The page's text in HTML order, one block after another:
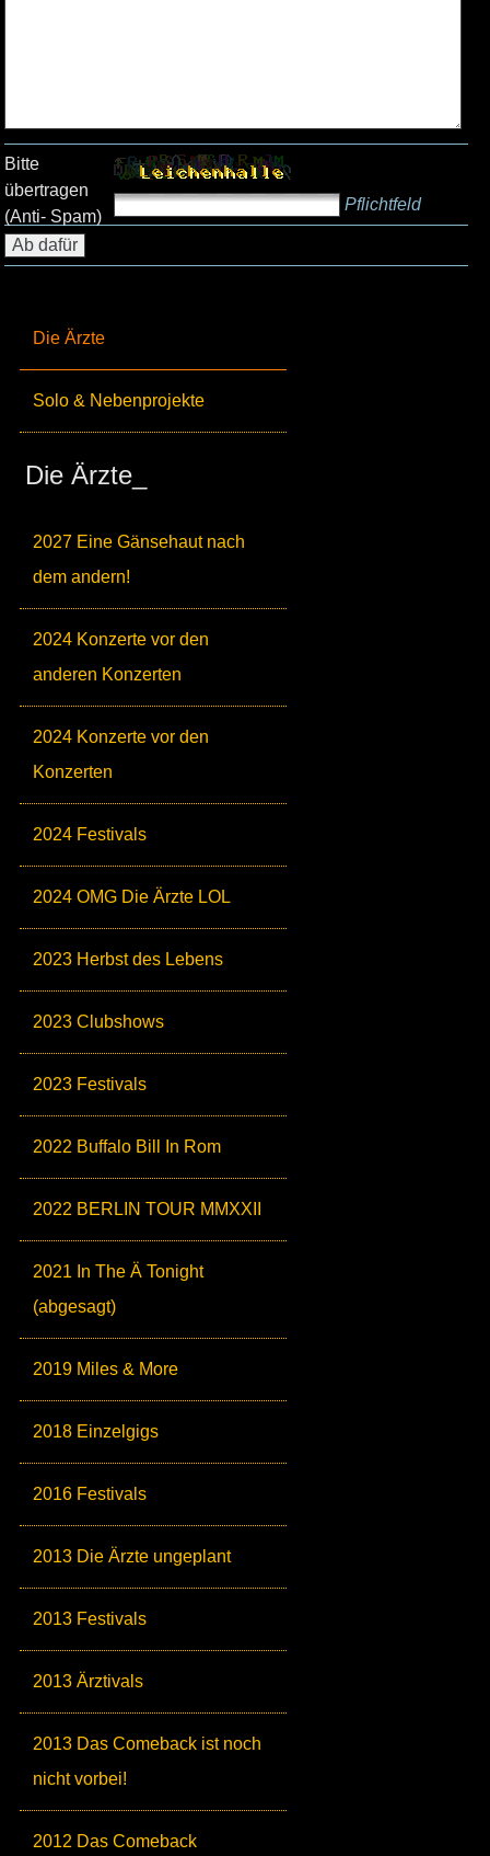
Die Ärzte
Solo & Nebenprojekte
Die Ärzte_
2027 Eine Gänsehaut nach
dem andern!
2024 Konzerte vor den
anderen Konzerten
2024 Konzerte vor den
Konzerten
2024 Festivals
2024 OMG Die Ärzte LOL
2023 Herbst des Lebens
2023 Clubshows
2023 Festivals
2022 Buffalo Bill In Rom
2022 BERLIN TOUR MMXXII
2021 In The Ä Tonight
(abgesagt)
2019 Miles & More
2018 Einzelgigs
2016 Festivals
2013 Die Ärzte ungeplant
2013 Festivals
2013 Ärztivals
2013 Das Comeback ist noch
nicht vorbei!
2012 Das Comeback
Bitte
übertragen
(Anti- Spam)
Pflichtfeld